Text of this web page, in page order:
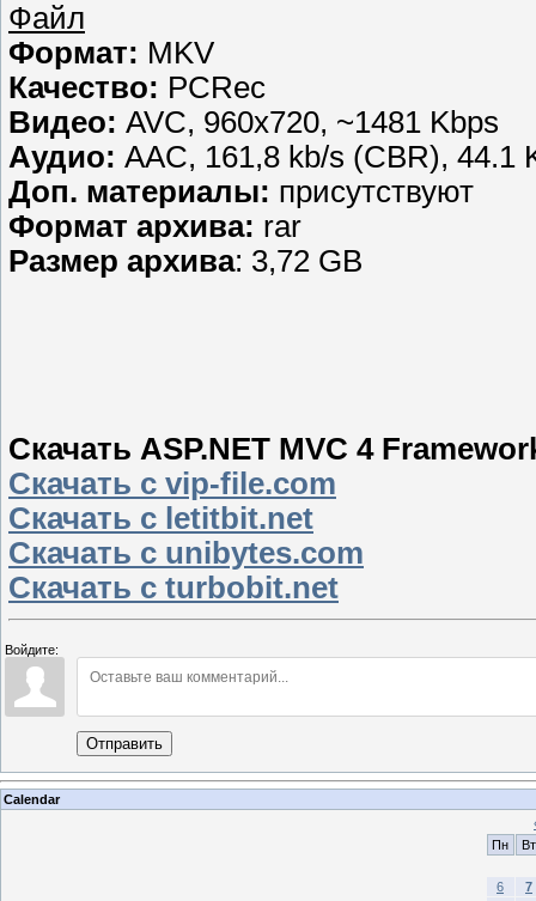
Файл
Формат: MKV
Качество: PCRec
Видео: AVC, 960x720, ~1481 Kbps
Аудио: AAC, 161,8 kb/s (CBR), 44.1
Доп. материалы: присутствуют
Формат архива: rar
Размер архива: 3,72 GB
Скачать ASP.NET MVC 4
Скачать с vip-file.com
Скачать с letitbit.net
Скачать с unibytes.com
Скачать с turbobit.net
Войдите:
Отправить
Calendar
Пн
Вт
6
7